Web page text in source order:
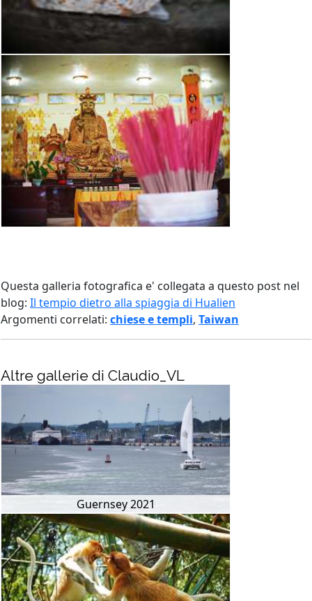
Questa galleria fotografica e' collegata a questo post nel
blog: Il tempio dietro alla spiaggia di Hualien
Argomenti correlati: chiese e templi, Taiwan
Altre gallerie di Claudio_VL
Guernsey 2021